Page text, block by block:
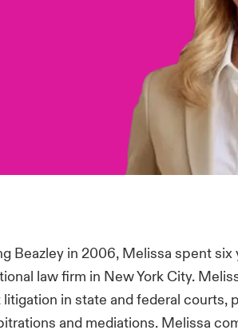
Beazley in 2006, Melissa spent
law firm in New York City.
in state and federal courts,
and mediations. Melissa